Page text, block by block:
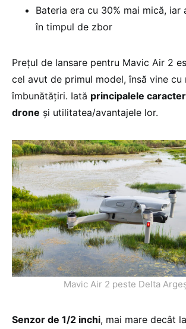
Bateria era cu 30% mai mică, iar
în timpul de zbor
Prețul de lansare pentru Mavic Air 2
cel avut de primul model, însă vine cu
îmbunătățiri. Iată principalele
drone și utilitatea/avantajele lor.
Mavic Air 2 peste Delta
Senzor de 1/2 inchi, mai mare decât